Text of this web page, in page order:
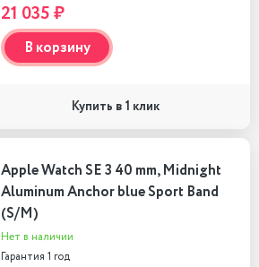
21 035 ₽
В корзину
Купить в 1 клик
Apple Watch SE 3 40 mm, Midnight
Aluminum Anchor blue Sport Band
(S/M)
Нет в наличии
Гарантия 1 год